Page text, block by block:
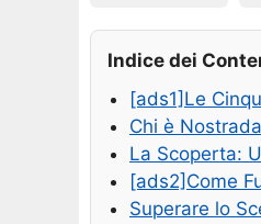
Indice dei
[ads1]Le
Chi è
La Scoperta:
[ads2]Come
Superare lo